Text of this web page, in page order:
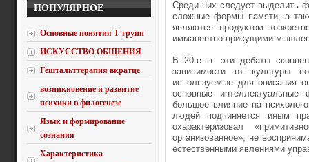
ПОПУЛЯРНОЕ
Основные понятия Т-групп
ИСКУССТВО ОБЩЕНИЯ
Гештальттерапия вкратце
возникновение и развитие
психики в филогенезе
Язык и формирование
сознания
Характеристика
Среди них следует выделить
сложные формы памяти, а
являются продуктом
имманентно присущими
В 20-е гг. эти дебаты
зависимости от культуры
используемые для описания
основные
большое влияние на
людей подчиняется иным
охарактеризовал
организованное», не
естественными явлениями